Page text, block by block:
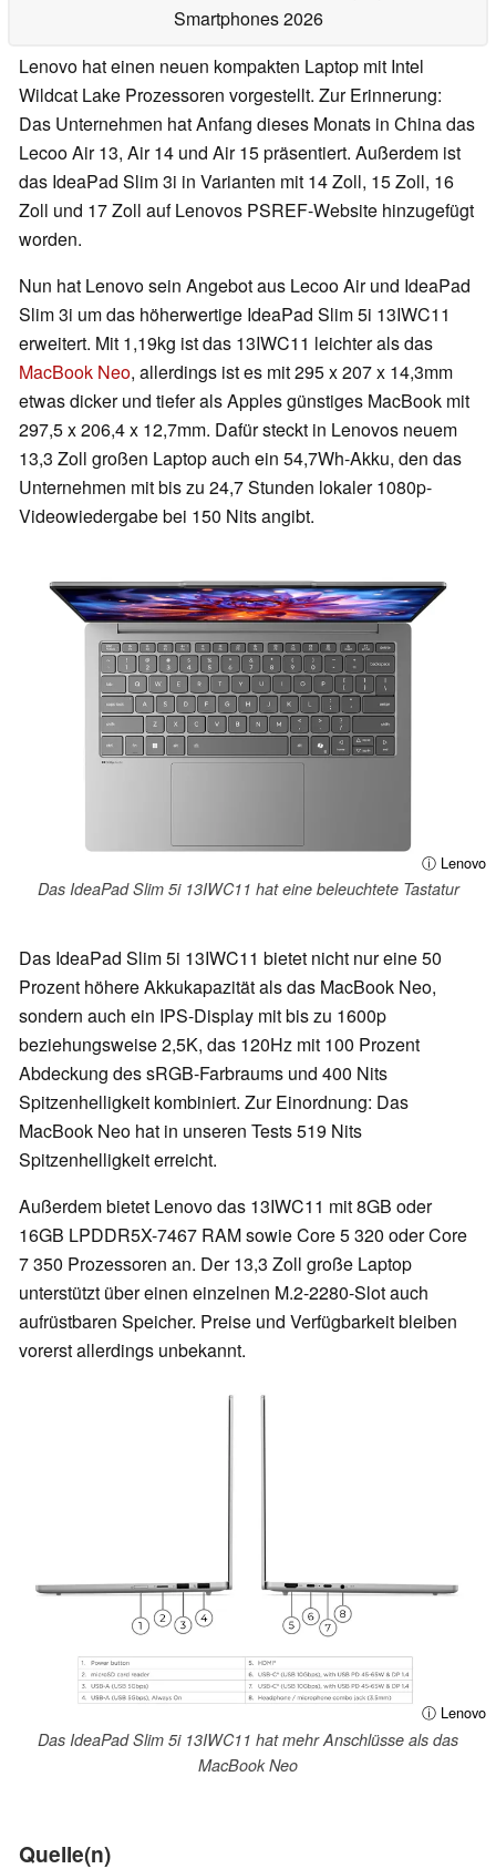
Smartphones 2026
Lenovo hat einen neuen kompakten Laptop mit Intel
Wildcat Lake Prozessoren vorgestellt. Zur Erinnerung:
Das Unternehmen hat Anfang dieses Monats in China das
Lecoo Air 13, Air 14 und Air 15 präsentiert. Außerdem ist
das IdeaPad Slim 3i in Varianten mit 14 Zoll, 15 Zoll, 16
Zoll und 17 Zoll auf Lenovos PSREF-Website hinzugefügt
worden.
Nun hat Lenovo sein Angebot aus Lecoo Air und IdeaPad
Slim 3i um das höherwertige IdeaPad Slim 5i 13IWC11
erweitert. Mit 1,19kg ist das 13IWC11 leichter als das
MacBook Neo, allerdings ist es mit 295 x 207 x 14,3mm
etwas dicker und tiefer als Apples günstiges MacBook mit
297,5 x 206,4 x 12,7mm. Dafür steckt in Lenovos neuem
13,3 Zoll großen Laptop auch ein 54,7Wh-Akku, den das
Unternehmen mit bis zu 24,7 Stunden lokaler 1080p-
Videowiedergabe bei 150 Nits angibt.
ⓘ Lenovo
Das IdeaPad Slim 5i 13IWC11 hat eine beleuchtete Tastatur
Das IdeaPad Slim 5i 13IWC11 bietet nicht nur eine 50
Prozent höhere Akkukapazität als das MacBook Neo,
sondern auch ein IPS-Display mit bis zu 1600p
beziehungsweise 2,5K, das 120Hz mit 100 Prozent
Abdeckung des sRGB-Farbraums und 400 Nits
Spitzenhelligkeit kombiniert. Zur Einordnung: Das
MacBook Neo hat in unseren Tests 519 Nits
Spitzenhelligkeit erreicht.
Außerdem bietet Lenovo das 13IWC11 mit 8GB oder
16GB LPDDR5X-7467 RAM sowie Core 5 320 oder Core
7 350 Prozessoren an. Der 13,3 Zoll große Laptop
unterstützt über einen einzelnen M.2-2280-Slot auch
aufrüstbaren Speicher. Preise und Verfügbarkeit bleiben
vorerst allerdings unbekannt.
ⓘ Lenovo
Das IdeaPad Slim 5i 13IWC11 hat mehr Anschlüsse als das
MacBook Neo
Quelle(n)